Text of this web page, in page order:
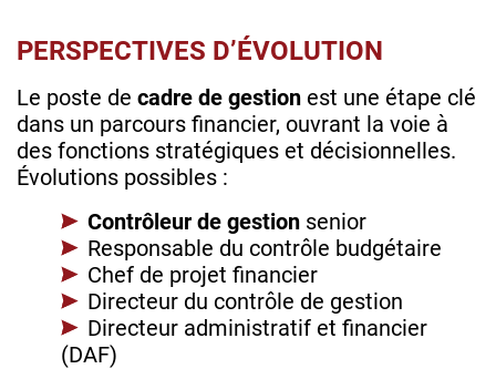
PERSPECTIVES D’ÉVOLUTION
Le poste de cadre de gestion est une étape clé
dans un parcours financier, ouvrant la voie à
des fonctions stratégiques et décisionnelles.
Évolutions possibles :
Contrôleur de gestion senior
Responsable du contrôle budgétaire
Chef de projet financier
Directeur du contrôle de gestion
Directeur administratif et financier
(DAF)